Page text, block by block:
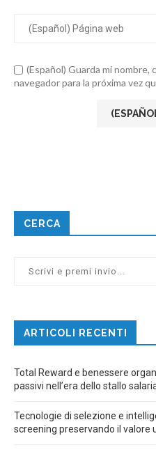
(Español) Guarda mi
navegador para la próxima vez
CERCA
ARTICOLI RECENTI
Total Reward e benessere
passivi nell’era dello stallo
Tecnologie di selezione e
screening preservando il valore